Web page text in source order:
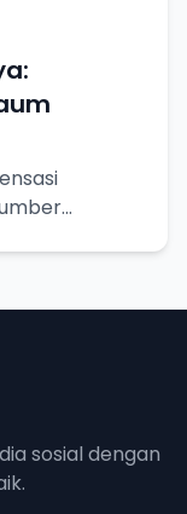
sosial dengan